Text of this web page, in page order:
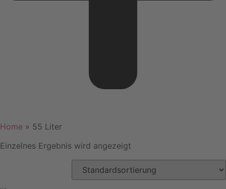
Home » 55 Liter
Einzelnes Ergebnis wird angezeigt